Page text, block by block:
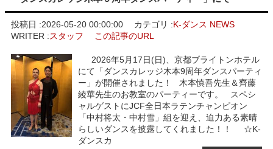
投稿日 :2026-05-20 00:00:00 カテゴリ :K-ダンス NEWS
WRITER :スタッフ この記事のURL
2026年5月17日(日)、京都ブライトンホテル
にて「ダンスカレッジ木本9周年ダンスパーティ
ー」が開催されました！ 木本慎吾先生＆齊藤
綾華先生のお教室のパーティーです。 スペシ
ャルゲストにJCF全日本ラテンチャンピオン
「中村将太・中村雪」組を迎え、迫力ある素晴
らしいダンスを披露してくれました！！ ☆K-
ダンスカ